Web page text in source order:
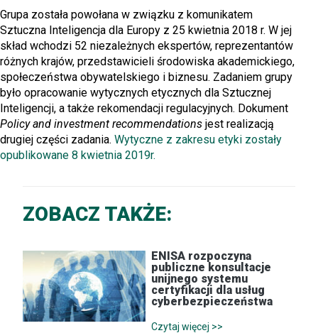
Grupa została powołana w związku z komunikatem
Sztuczna Inteligencja dla Europy z 25 kwietnia 2018 r. W jej
skład wchodzi 52 niezależnych ekspertów, reprezentantów
różnych krajów, przedstawicieli środowiska akademickiego,
społeczeństwa obywatelskiego i biznesu. Zadaniem grupy
było opracowanie wytycznych etycznych dla Sztucznej
Inteligencji, a także rekomendacji regulacyjnych. Dokument
Policy and investment recommendations jest realizacją
drugiej części zadania. Wytyczne z zakresu etyki zostały
opublikowane 8 kwietnia 2019r.
ZOBACZ TAKŻE:
ENISA rozpoczyna
publiczne konsultacje
unijnego systemu
certyfikacji dla usług
cyberbezpieczeństwa
Czytaj więcej >>